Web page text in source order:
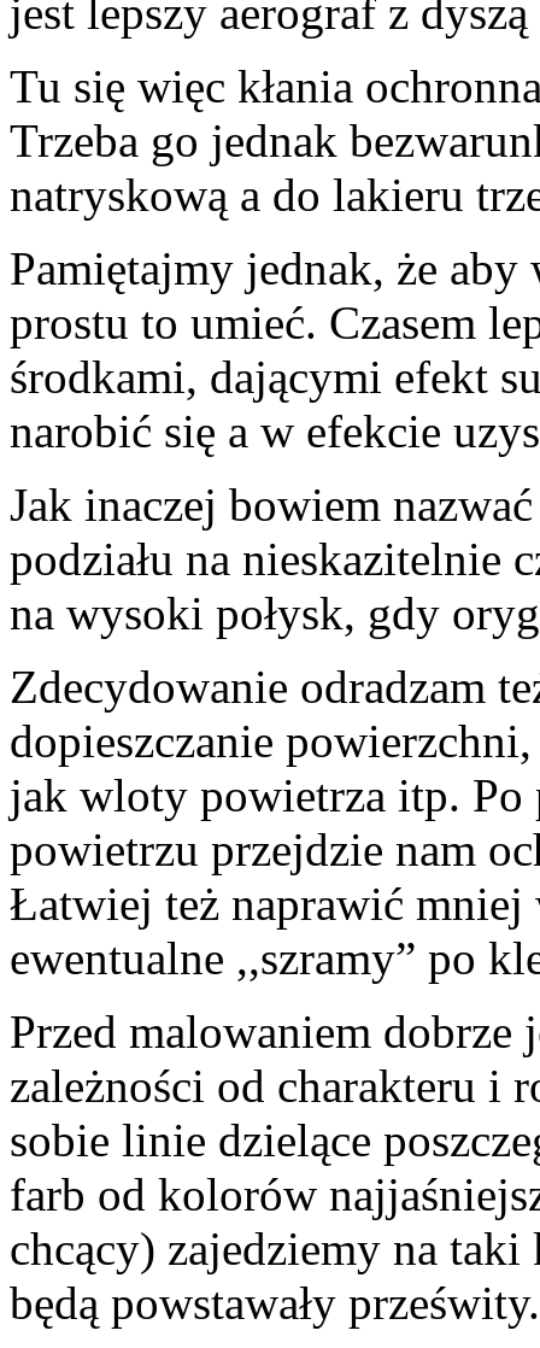
jest lepszy aerograf z
Tu się więc kłania
Trzeba go jednak
natryskową a do lakieru
Pamiętajmy jednak, że
prostu to umieć. Czasem
środkami, dającymi efekt
narobić się a w efekcie
Jak inaczej bowiem
podziału na nieskazitelnie
na wysoki połysk, gdy
Zdecydowanie odradzam
dopieszczanie
jak wloty powietrza itp. Po
powietrzu przejdzie nam
Łatwiej też naprawić mniej
ewentualne ,,szramy” po
Przed malowaniem dobrze
zależności od charakteru i
sobie linie dzielące
farb od kolorów
chcący) zajedziemy na
będą powstawały prześwity.